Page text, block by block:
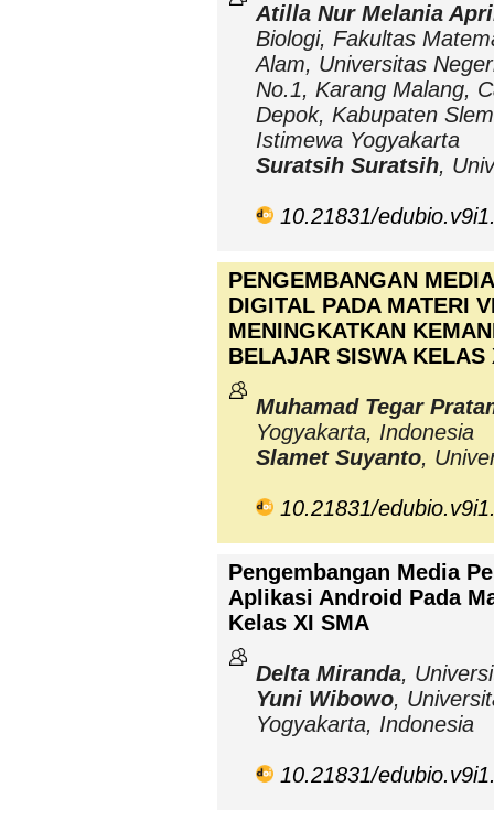
Atilla Nur Melania
Biologi, Fakultas
Alam, Universitas
No.1, Karang Malang,
Depok, Kabupaten
Istimewa Yogyakarta
Suratsih Suratsih,
10.21831/
PENGEMBANGAN
DIGITAL PADA MATERI
MENINGKATKAN
BELAJAR SISWA KELAS
Muhamad Tegar
Yogyakarta, Indonesia
Slamet Suyanto,
10.21831/
Pengembangan Media
Aplikasi Android Pada
Kelas XI SMA
Delta Miranda,
Yuni Wibowo,
Yogyakarta, Indonesia
10.21831/